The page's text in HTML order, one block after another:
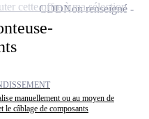
manuellement ou au moyen de
le câblage de composants
CDDNon renseigné
cette offre à ma sélection